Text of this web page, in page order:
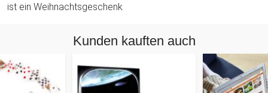
ist ein Weihnachtsgeschenk
Kunden kauften auch